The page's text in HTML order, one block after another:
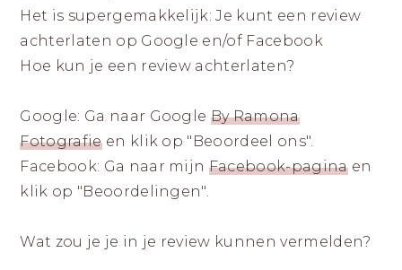
Het is supergemakkelijk: Je kunt een review
achterlaten op Google en/of Facebook
Hoe kun je een review achterlaten?
Google: Ga naar Google By Ramona
Fotografieen klik op "Beoordeel ons".
Facebook: Ga naar mijn Facebook-paginaen
klik op "Beoordelingen".
Wat zou je je in je review kunnen vermelden?